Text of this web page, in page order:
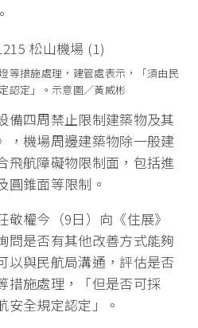
等措施處理，建管處表示，「須由民
認定」。示意圖／黃威彬
備四周禁止限制建築物及其
，機場周邊建築物除一般建
飛航障礙物限制面，包括進
圓錐面等限制。
權今（9日）向《住展》
問是否有其他改善方式能夠
以與民航局溝通，評估是否
措施處理，「但是否可採
安全規定認定」。